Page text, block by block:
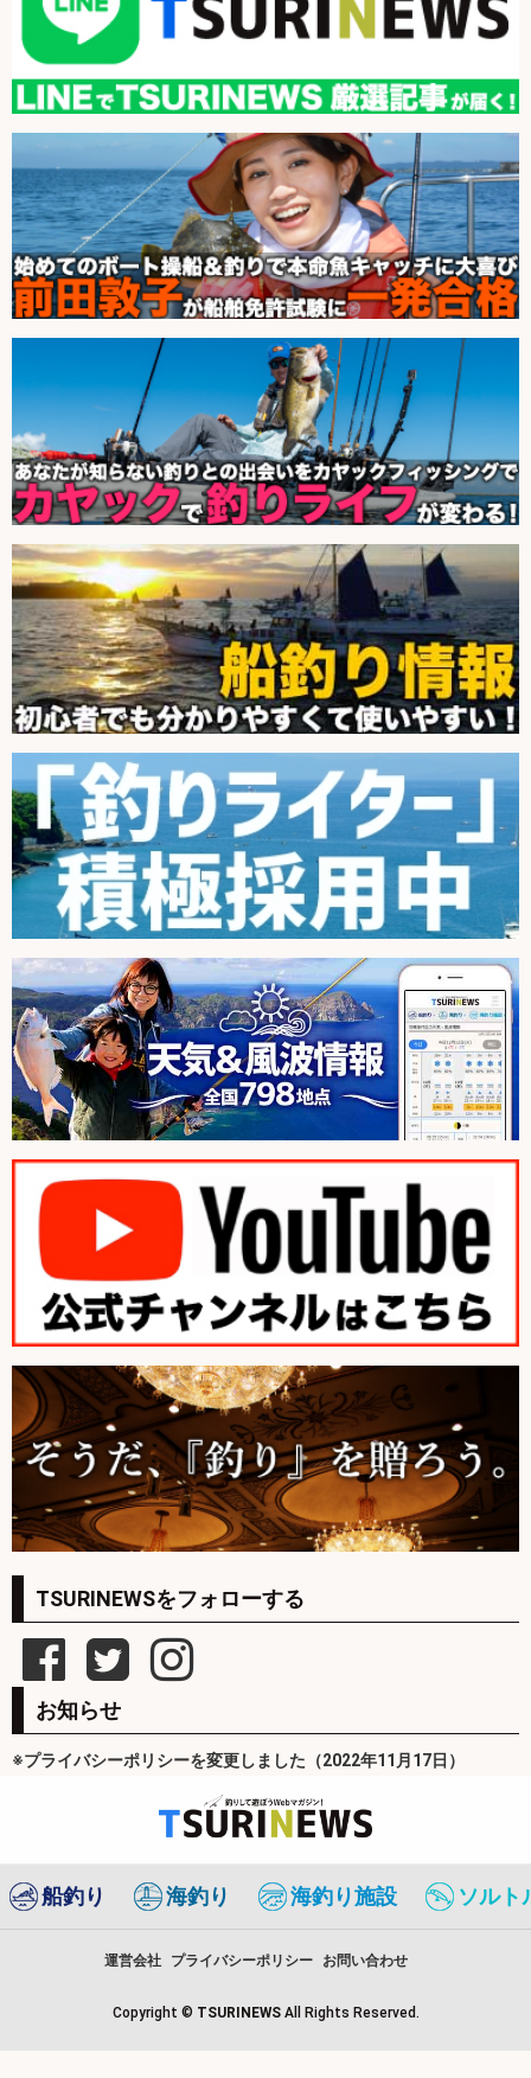
TSURINEWSをフォローする
お知らせ
※プライバシーポリシーを変更しました（2022年11月17日）
船釣り 海釣り 海釣り施設 ソルト
運営会社 プライバシーポリシー お問い合わせ
Copyright © TSURINEWS All Rights Reserved.